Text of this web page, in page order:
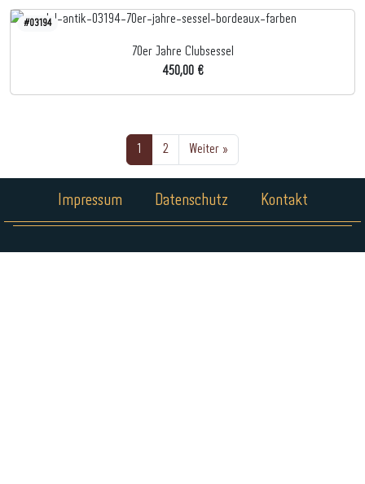
#03194
70er Jahre Clubsessel
450,00 €
2 Weiter »
Impressum Datenschutz Kontakt